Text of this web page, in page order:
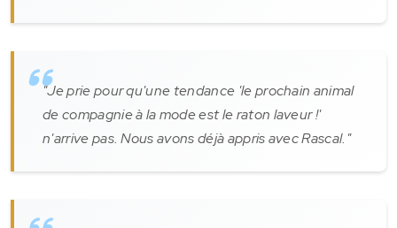
"Je prie pour qu'une tendance 'le prochain animal
de compagnie à la mode est le raton laveur !'
n'arrive pas. Nous avons déjà appris avec Rascal."